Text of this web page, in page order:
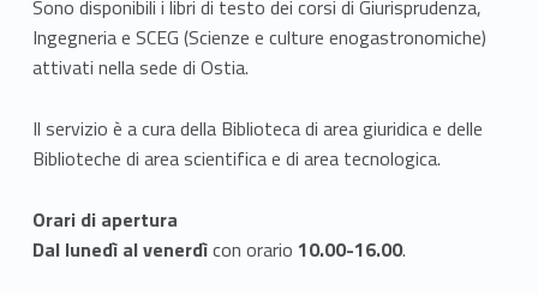
i
a
B
i
b
Sono disponibili i libri di testo dei corsi di Giurisprudenza,
Ingegneria e SCEG (Scienze e culture enogastronomiche)
attivati nella sede di Ostia.
Il servizio è a cura della Biblioteca di area giuridica e delle
Biblioteche di area scientifica e di area tecnologica.
Orari di apertura
Dal lunedì al venerdìcon orario 10.00-16.00.